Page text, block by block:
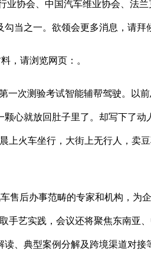
会、中国汽车维业协会、法兰
当之一。欲领会更多消息，请
，请浏览网页：。
测验考试智能辅帮驾驶。以
心就放回肚子里了。却写下了
火车坐行，大街上无行人，卖
办事范畴的专家和机构，为
艺实践，会议还将聚焦东南亚
、典型案例分解及跨境渠道对